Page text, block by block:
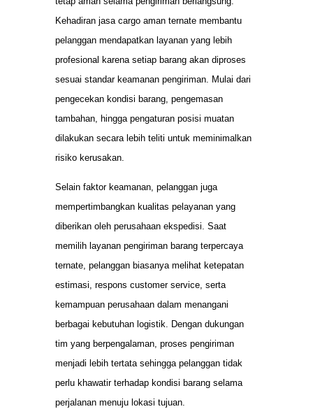
Kehadiran jasa cargo aman ternate membantu
pelanggan mendapatkan layanan yang lebih
profesional karena setiap barang akan diproses
sesuai standar keamanan pengiriman. Mulai dari
pengecekan kondisi barang, pengemasan
tambahan, hingga pengaturan posisi muatan
dilakukan secara lebih teliti untuk meminimalkan
risiko kerusakan.
Selain faktor keamanan, pelanggan juga
mempertimbangkan kualitas pelayanan yang
diberikan oleh perusahaan ekspedisi. Saat
memilih layanan pengiriman barang terpercaya
ternate, pelanggan biasanya melihat ketepatan
estimasi, respons customer service, serta
kemampuan perusahaan dalam menangani
berbagai kebutuhan logistik. Dengan dukungan
tim yang berpengalaman, proses pengiriman
menjadi lebih tertata sehingga pelanggan tidak
perlu khawatir terhadap kondisi barang selama
perjalanan menuju lokasi tujuan.